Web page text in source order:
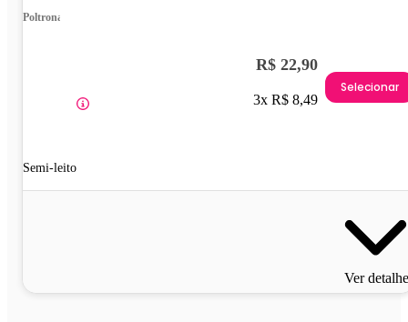
Poltrona
Semi-leito
R$ 22,90
3x R$ 8,49
Selecionar
Ver